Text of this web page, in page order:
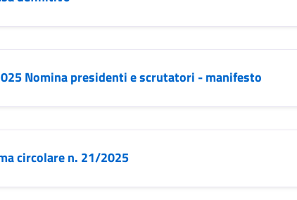
Nomina presidenti e scrutatori - manifesto
circolare n. 21/2025